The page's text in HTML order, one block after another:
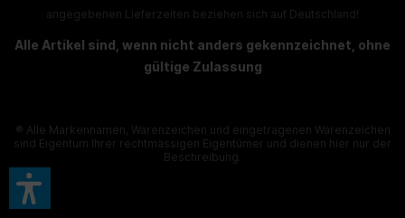
angegebenen Lieferzeiten beziehen sich auf Deutschland!
Alle Artikel sind, wenn nicht anders gekennzeichnet, ohne
gültige Zulassung
® Alle Markennamen, Warenzeichen und eingetragenen Warenzeichen
sind Eigentum Ihrer rechtmässigen Eigentümer und dienen hier nur der
Beschreibung.